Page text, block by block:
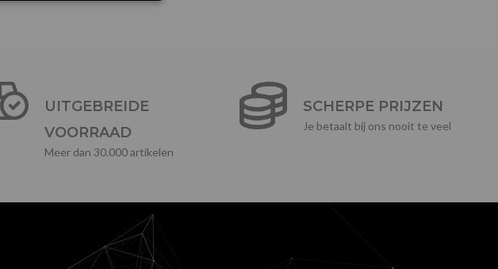
UITGEBREIDE
VOORRAAD
Meer dan 30.000 artikelen
SCHERPE PRIJZEN
Je betaalt bij ons nooit te veel